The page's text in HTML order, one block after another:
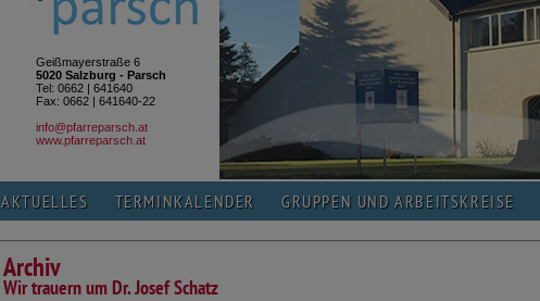
Geißmayerstraße 6
5020 Salzburg - Parsch
Tel: 0662 | 641640
Fax: 0662 | 641640-22
info@pfarreparsch.at
www.pfarreparsch.at
AKTUELLES TERMINKALENDER GRUPPEN UND ARBEITSKREISE
Archiv
Wir trauern um Dr. Josef Schatz